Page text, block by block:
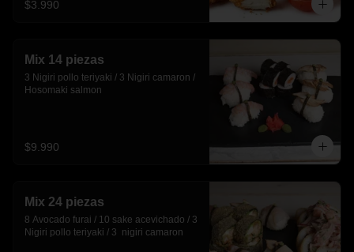
$3.990
Mix 14 piezas
3 Nigiri pollo teriyaki / 3 Nigiri camaron /
Hosomaki salmon
$9.990
Mix 24 piezas
8 Avocado furai / 10 sake acevichado / 3
Nigiri pollo teriyaki / 3  nigiri camaron